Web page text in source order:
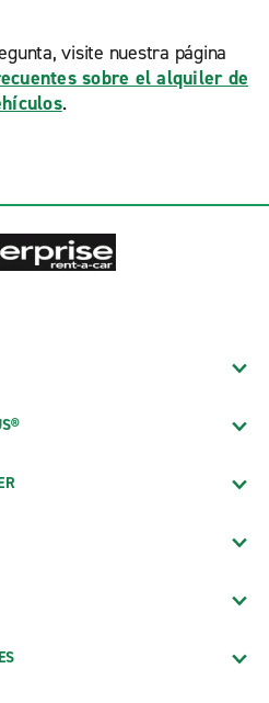
visite nuestra página
sobre el alquiler de
.